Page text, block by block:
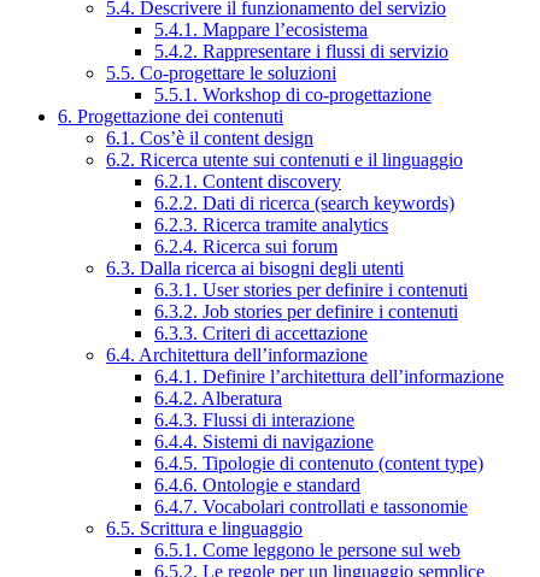
5.4. Descrivere il funzionamento del servizio
5.4.1. Mappare l’ecosistema
5.4.2. Rappresentare i flussi di servizio
5.5. Co-progettare le soluzioni
5.5.1. Workshop di co-progettazione
6. Progettazione dei contenuti
6.1. Cos’è il content design
6.2. Ricerca utente sui contenuti e il linguaggio
6.2.1. Content discovery
6.2.2. Dati di ricerca (search keywords)
6.2.3. Ricerca tramite analytics
6.2.4. Ricerca sui forum
6.3. Dalla ricerca ai bisogni degli utenti
6.3.1. User stories per definire i contenuti
6.3.2. Job stories per definire i contenuti
6.3.3. Criteri di accettazione
6.4. Architettura dell’informazione
6.4.1. Definire l’architettura dell’informazione
6.4.2. Alberatura
6.4.3. Flussi di interazione
6.4.4. Sistemi di navigazione
6.4.5. Tipologie di contenuto (content type)
6.4.6. Ontologie e standard
6.4.7. Vocabolari controllati e tassonomie
6.5. Scrittura e linguaggio
6.5.1. Come leggono le persone sul web
6.5.2. Le regole per un linguaggio semplice